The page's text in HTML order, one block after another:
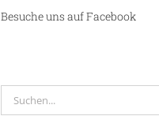
Besuche uns auf Facebook
nach: